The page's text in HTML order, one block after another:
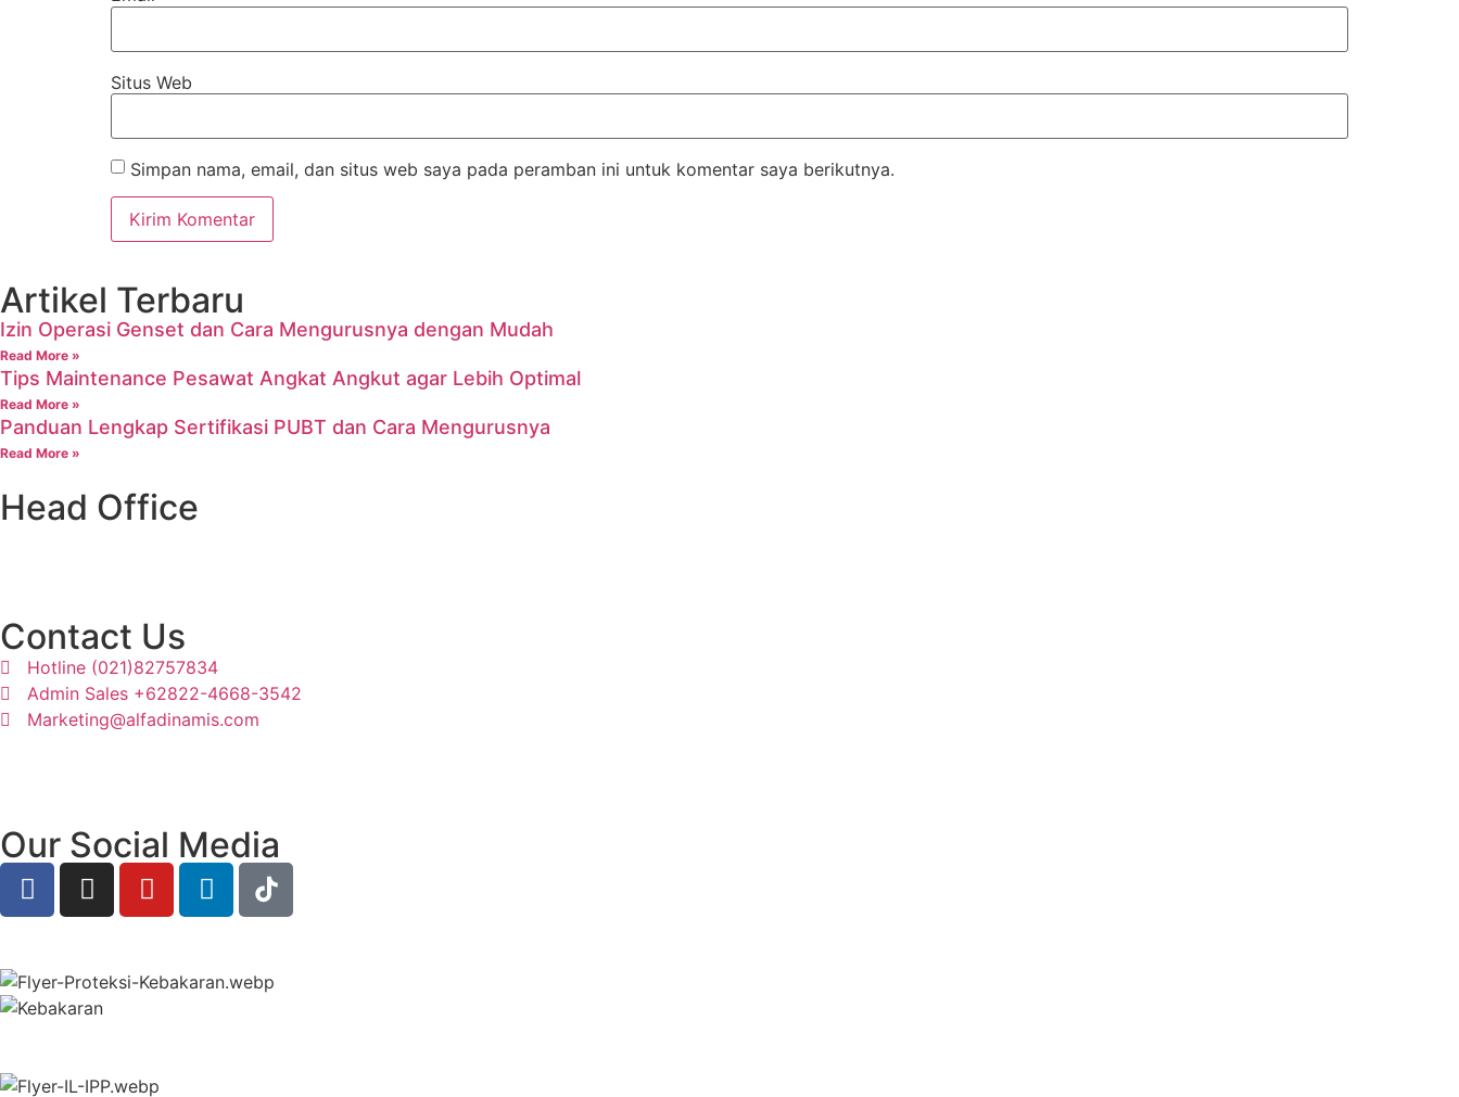
Situs Web
Simpan nama, email, dan situs web saya pada peramban ini untuk komentar saya berikutnya.
Artikel Terbaru
Izin Operasi Genset dan Cara Mengurusnya dengan Mudah
Read More »
Tips Maintenance Pesawat Angkat Angkut agar Lebih Optimal
Read More »
Panduan Lengkap Sertifikasi PUBT dan Cara Mengurusnya
Read More »
Head Office
Contact Us
Hotline (021)82757834
Admin Sales +62822-4668-3542
Marketing@alfadinamis.com
Our Social Media